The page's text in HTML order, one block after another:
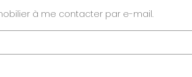
à me contacter par e-mail.